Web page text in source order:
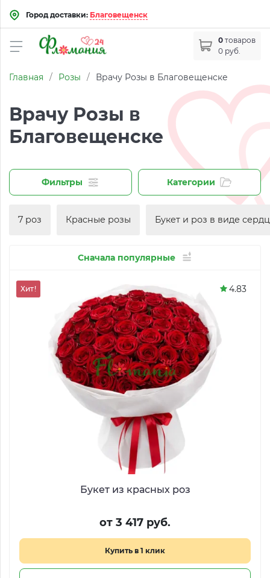
Город доставки: Благовещенск
0 товаров
0 руб.
Главная / Розы / Врачу Розы в Благовещенске
Врачу Розы в
Благовещенске
Фильтры Категории
7 роз Красные розы Букет и роз в виде
Сначала популярные
Букет из красных роз
от 3 417 руб.
Купить в 1 клик
Хит! 4.83